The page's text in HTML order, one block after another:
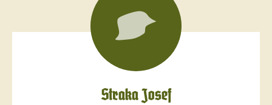
Straka Josef